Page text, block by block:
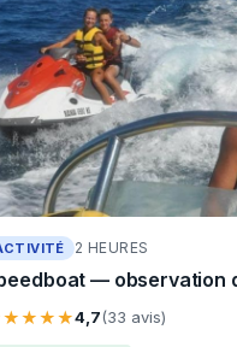
2 HEURES
— observation
4,7(33 avis)